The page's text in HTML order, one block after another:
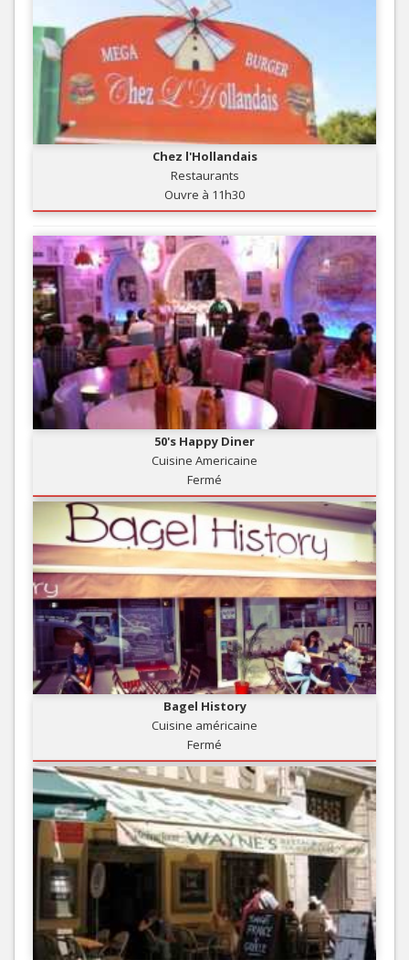
Chez l'Hollandais
Restaurants
Ouvre à 11h30
50's Happy Diner
Cuisine Americaine
Fermé
Bagel History
Cuisine américaine
Fermé